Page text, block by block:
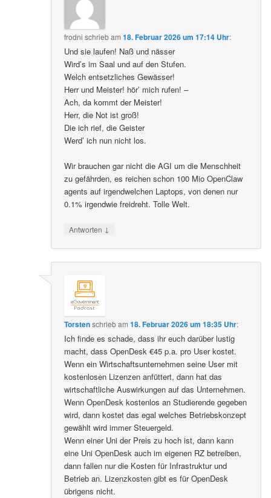
frodni schriebam18. Februar 2026 um 17:14 Uhr:
Und sie laufen! Naß und nässer
Wird’s im Saal und auf den Stufen.
Welch entsetzliches Gewässer!
Herr und Meister! hör’ mich rufen! –
Ach, da kommt der Meister!
Herr, die Not ist groß!
Die ich rief, die Geister
Werd’ ich nun nicht los.
Wir brauchen gar nicht die AGI um die Menschheit
zu gefährden, es reichen schon 100 Mio OpenClaw
agents auf irgendwelchen Laptops, von denen nur
0.1% irgendwie freidreht. Tolle Welt.
Antworten ↓
Torstenschriebam18. Februar 2026 um 18:35 Uhr:
Ich finde es schade, dass ihr euch darüber lustig
macht, dass OpenDesk €45 p.a. pro User kostet.
Wenn ein Wirtschaftsunternehmen seine User mit
kostenlosen Lizenzen anfüttert, dann hat das
wirtschaftliche Auswirkungen auf das Unternehmen.
Wenn OpenDesk kostenlos an Studierende gegeben
wird, dann kostet das egal welches Betriebskonzept
gewählt wird immer Steuergeld.
Wenn einer Uni der Preis zu hoch ist, dann kann
eine Uni OpenDesk auch im eigenen RZ betreiben,
dann fallen nur die Kosten für Infrastruktur und
Betrieb an. Lizenzkosten gibt es für OpenDesk
übrigens nicht.